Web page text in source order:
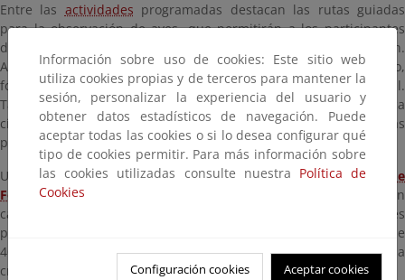
Entre las actividades programadas destacan las rutas guiadas
para la observación de aves, que permitirán a los participantes
descubrir la diversidad de especies que habitan la región.
Además, se llevará a cabo la elaboración de cajas nido,
fomentando la protección de las aves en su hábitat natural.
También se organizarán sesiones de anillamiento, una práctica
científica fundamental para el estudio y seguimiento de las
poblaciones de aves.
Uno de los principales atractivos del evento será elI Concurso de
Fotografía "Aves de Andalucía
, donde los participantes podrán
captar la belleza de la avifauna andaluza. Se otorgarán tres
premios: un primer premio de 800 euros, un segundo premio de
400 euros y un tercer premio de 100 euros, incentivando así la
creatividad y el interés por la fotografía de naturaleza.
Información sobre uso de cookies: Este sitio web
utiliza cookies propias y de terceros para mantener la
sesión, personalizar la experiencia del usuario y
obtener datos estadísticos de navegación. Puede
aceptar todas las cookies o si lo desea configurar qué
tipo de cookies permitir. Para más información sobre
las cookies utilizadas consulte nuestra Política de
Cookies
Configuración cookies Aceptar cookies